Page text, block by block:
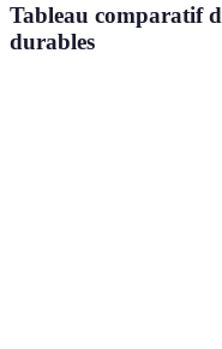
Tableau comparatif
durables